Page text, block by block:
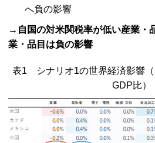
へ負の影響
→自国の対米関税率が低い産業・
業・品目は負の影響
表1 シナリオ1の世界経済影響
GDP比）